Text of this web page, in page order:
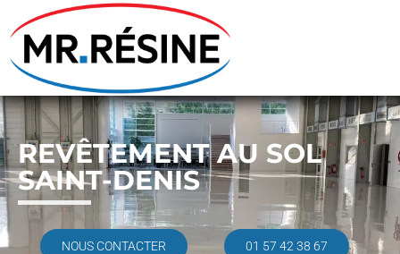
REVÊTEMENT AU SOL
SAINT-DENIS
NOUS CONTACTER 01 57 42 38 67